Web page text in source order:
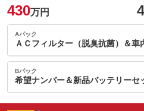
430万円
Aパック
ＡＣフィルター（脱臭抗菌）＆車
内：オプシ
ョン価格
(税込)
車両本体価
格
Bパック
希望ナンバー＆新品バッテリーセ